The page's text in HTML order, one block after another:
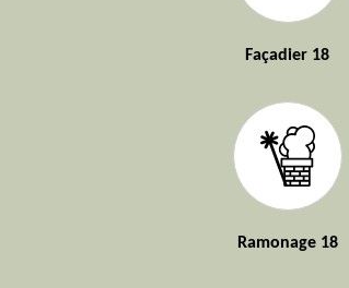
Façadier 18
Ramonage 18